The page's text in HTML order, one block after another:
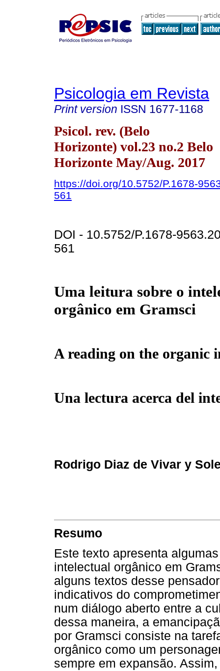
Psicologia em Revista
Print version ISSN 1677-1168
Psicol. rev. (Belo
Horizonte) vol.23 no.2 Belo
Horizonte May/Aug. 2017
https://doi.org/10.5752/P.1678-
561
DOI - 10.5752/P.1678-
561
Uma leitura sobre o
orgânico em Gramsci
A reading on the organic
Una lectura acerca del
Rodrigo Diaz de Vivar y
Resumo
Este texto apresenta
intelectual orgânico em
alguns textos desse
indicativos do
num diálogo aberto entre a
dessa maneira, a
por Gramsci consiste na
orgânico como um
sempre em expansão.